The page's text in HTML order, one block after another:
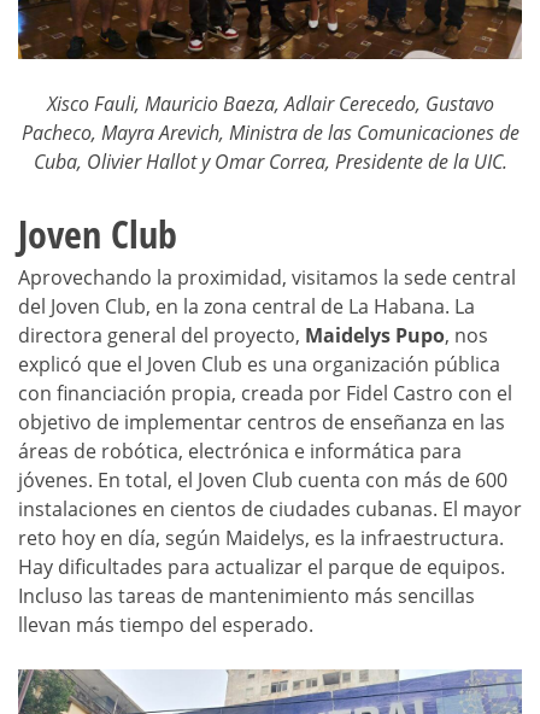
Xisco Fauli, Mauricio Baeza, Adlair Cerecedo, Gustavo
Pacheco, Mayra Arevich, Ministra de las Comunicaciones de
Cuba, Olivier Hallot y Omar Correa, Presidente de la UIC.
Joven Club
Aprovechando la proximidad, visitamos la sede central
del Joven Club, en la zona central de La Habana. La
directora general del proyecto, Maidelys Pupo, nos
explicó que el Joven Club es una organización pública
con financiación propia, creada por Fidel Castro con el
objetivo de implementar centros de enseñanza en las
áreas de robótica, electrónica e informática para
jóvenes. En total, el Joven Club cuenta con más de 600
instalaciones en cientos de ciudades cubanas. El mayor
reto hoy en día, según Maidelys, es la infraestructura.
Hay dificultades para actualizar el parque de equipos.
Incluso las tareas de mantenimiento más sencillas
llevan más tiempo del esperado.